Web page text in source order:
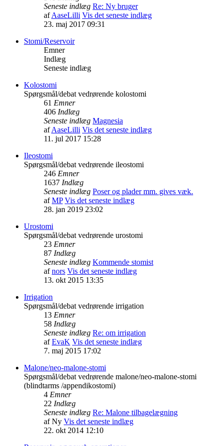
Seneste indlæg Re: Ny bruger
afAaseLilli Vis det seneste indlæg
23. maj 2017 09:31
Stomi/Reservoir
Emner
Indlæg
Seneste indlæg
Kolostomi
Spørgsmål/debat vedrørende kolostomi
61 Emner
406 Indlæg
Seneste indlæg Magnesia
afAaseLilli Vis det seneste indlæg
11. jul 2017 15:28
Ileostomi
Spørgsmål/debat vedrørende ileostomi
246 Emner
1637 Indlæg
Seneste indlæg Poser og plader mm. gives væk.
afMP Vis det seneste indlæg
28. jan 2019 23:02
Urostomi
Spørgsmål/debat vedrørende urostomi
23 Emner
87 Indlæg
Seneste indlæg Kommende stomist
afnors Vis det seneste indlæg
13. okt 2015 13:35
Irrigation
Spørgsmål/debat vedrørende irrigation
13 Emner
58 Indlæg
Seneste indlæg Re: om irrigation
afEvaK Vis det seneste indlæg
7. maj 2015 17:02
Malone/neo-malone-stomi
Spørgsmål/debat vedrørende malone/neo-malone-stomi
(blindtarms /appendikostomi)
4 Emner
22 Indlæg
Seneste indlæg Re: Malone tilbagelægning
afNy Vis det seneste indlæg
22. okt 2014 12:10